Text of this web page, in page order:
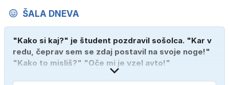
ŠALA DNEVA
"Kako si kaj?" je študent pozdravil sošolca. "Kar v
redu, čeprav sem se zdaj postavil na svoje noge!"
"Kako to misliš?" "Oče mi je vzel avto!"